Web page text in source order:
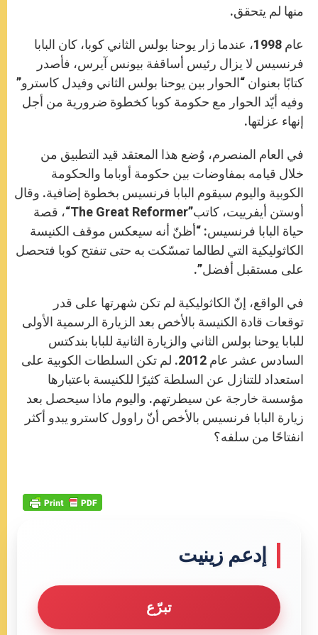
منها لم يتحقق.
عام 1998، عندما زار يوحنا بولس الثاني كوبا، كان البابا
فرنسيس لا يزال رئيس أساقفة بيونس آيرس، فأصدر
كتابًا بعنوان “الحوار بين يوحنا بولس الثاني وفيدل كاسترو”
وفيه أيّد الحوار مع حكومة كوبا كخطوة ضرورية من أجل
إنهاء عزلتها.
في العام المنصرم، وُضع هذا المعتقد قيد التطبيق من
خلال قيامه بمفاوضات بين حكومة أوباما والحكومة
الكوبية واليوم سيقوم البابا فرنسيس بخطوة إضافية. وقال
أوستن أيفرييت، كاتب“The Great Reformer”، قصة
حياة البابا فرنسيس: “أظنّ أنه سيعكس موقف الكنيسة
الكاثوليكية التي لطالما تمسّكت به حتى تنفتح كوبا فتحصل
على مستقبل أفضل”.
في الواقع، إنّ الكاثوليكية لم تكن شهرتها على قدر
توقعات قادة الكنيسة بالأخص بعد الزيارة الرسمية الأولى
للبابا يوحنا بولس الثاني والزيارة الثانية للبابا بندكتس
السادس عشر عام 2012. لم تكن السلطات الكوبية على
استعداد للتنازل عن السلطة كثيرًا للكنيسة باعتبارها
مؤسسة خارجة عن سيطرتهم. واليوم ماذا سيحصل بعد
زيارة البابا فرنسيس بالأخص أنّ راوول كاسترو يبدو أكثر
انفتاحًا من سلفه؟
إدعم زينيت
تبرّع